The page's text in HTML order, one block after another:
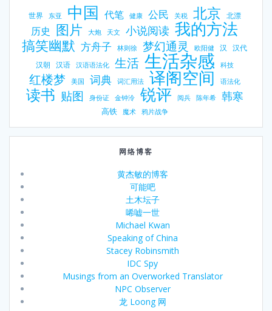
世界 东亚 中国 代笔 健康 公民 关税 北京 北漂
历史 图片 大炮 天文 小说阅读 我的方法
搞笑幽默 方舟子 林则徐 梦幻通灵 欧阳健 汉 汉代
汉朝 汉语 汉语语法化 生活 生活杂感 科技
红楼梦 美国 词典 词汇用法 译阁空间 语法化
读书 贴图 身份证 金钟泠 锐评 阅兵 陈年希 韩寒
高铁 魔术 鸦片战争
网络博客
黄杰敏的博客
可能吧
土木坛子
唏嘘一世
Michael Kwan
Speaking of China
Stacey Robinsmith
IDC Spy
Musings from an Overworked Translator
NPC Observer
龙 Loong 网